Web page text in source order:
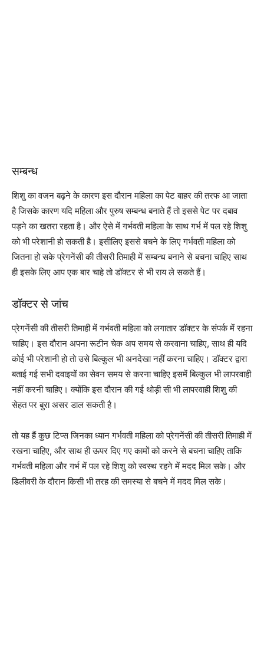
सम्बन्ध
शिशु का वजन बढ़ने के कारण इस दौरान महिला का पेट बाहर की तरफ आ जाता
है जिसके कारण यदि महिला और पुरुष सम्बन्ध बनाते हैं तो इससे पेट पर दबाव
पड़ने का खतरा रहता है। और ऐसे में गर्भवती महिला के साथ गर्भ में पल रहे शिशु
को भी परेशानी हो सकती है। इसीलिए इससे बचने के लिए गर्भवती महिला को
जितना हो सके प्रेगनेंसी की तीसरी तिमाही में सम्बन्ध बनाने से बचना चाहिए साथ
ही इसके लिए आप एक बार चाहे तो डॉक्टर से भी राय ले सकते हैं।
डॉक्टर से जांच
प्रेगनेंसी की तीसरी तिमाही में गर्भवती महिला को लगातार डॉक्टर के संपर्क में रहना
चाहिए। इस दौरान अपना रूटीन चेक अप समय से करवाना चाहिए, साथ ही यदि
कोई भी परेशानी हो तो उसे बिल्कुल भी अनदेखा नहीं करना चाहिए। डॉक्टर द्वारा
बताई गई सभी दवाइयों का सेवन समय से करना चाहिए इसमें बिल्कुल भी लापरवाही
नहीं करनी चाहिए। क्योंकि इस दौरान की गई थोड़ी सी भी लापरवाही शिशु की
सेहत पर बुरा असर डाल सकती है।
तो यह हैं कुछ टिप्स जिनका ध्यान गर्भवती महिला को प्रेगनेंसी की तीसरी तिमाही में
रखना चाहिए, और साथ ही ऊपर दिए गए कामों को करने से बचना चाहिए ताकि
गर्भवती महिला और गर्भ में पल रहे शिशु को स्वस्थ रहने में मदद मिल सके। और
डिलीवरी के दौरान किसी भी तरह की समस्या से बचने में मदद मिल सके।